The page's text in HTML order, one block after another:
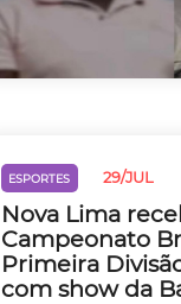
ESPORTES 29/JUL
Nova Lima
Campeonato
Primeira
com show da